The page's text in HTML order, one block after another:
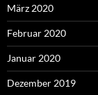
März 2020
Februar 2020
Januar 2020
Dezember 2019